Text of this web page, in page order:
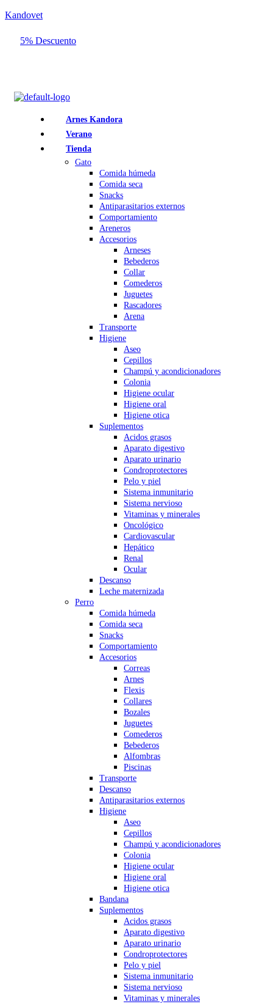
Kandovet
5% Descuento
Arnes Kandora
Verano
Tienda
Gato
Comida húmeda
Comida seca
Snacks
Antiparasitarios externos
Comportamiento
Areneros
Accesorios
Arneses
Bebederos
Collar
Comederos
Juguetes
Rascadores
Arena
Transporte
Higiene
Aseo
Cepillos
Champú y acondicionadores
Colonia
Higiene ocular
Higiene oral
Higiene otica
Suplementos
Acidos grasos
Aparato digestivo
Aparato urinario
Condroprotectores
Pelo y piel
Sistema inmunitario
Sistema nervioso
Vitaminas y minerales
Oncológico
Cardiovascular
Hepático
Renal
Ocular
Descanso
Leche maternizada
Perro
Comida húmeda
Comida seca
Snacks
Comportamiento
Accesorios
Correas
Arnes
Flexis
Collares
Bozales
Juguetes
Comederos
Bebederos
Alfombras
Piscinas
Transporte
Descanso
Antiparasitarios externos
Higiene
Aseo
Cepillos
Champú y acondicionadores
Colonia
Higiene ocular
Higiene oral
Higiene otica
Bandana
Suplementos
Acidos grasos
Aparato digestivo
Aparato urinario
Condroprotectores
Pelo y piel
Sistema inmunitario
Sistema nervioso
Vitaminas y minerales